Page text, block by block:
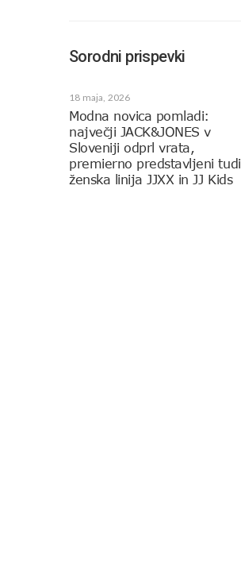
Sorodni prispevki
18 maja, 2026
Modna novica pomladi:
največji JACK&JONES v
Sloveniji odprl vrata,
premierno predstavljeni tudi
ženska linija JJXX in JJ Kids